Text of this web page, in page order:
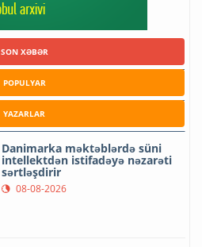
SON XƏBƏR
POPULYAR
YAZARLAR
Danimarka məktəblərdə süni
intellektdən istifadəyə nəzarəti
sərtləşdirir
08-08-2026